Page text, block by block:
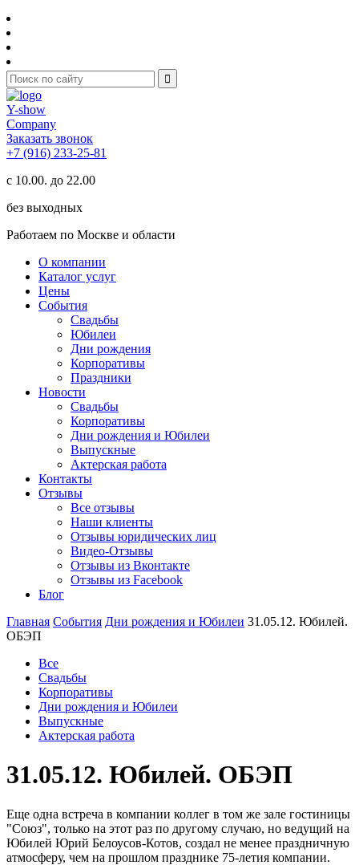
Y-show
Company
Заказать звонок
+7 (916) 233-25-81
с 10.00. до 22.00
без выходных
Работаем по Москве и области
О компании
Каталог услуг
Цены
События
Свадьбы
Юбилеи
Дни рождения
Корпоративы
Праздники
Новости
Свадьбы
Корпоративы
Дни рождения и Юбилеи
Выпускные
Актерская работа
Контакты
Отзывы
Все отзывы
Наши клиенты
Отзывы юридических лиц
Видео-Отзывы
Отзывы из Вконтакте
Отзывы из Facebook
Блог
Главная События Дни рождения и Юбилеи 31.05.12. Юбилей.
ОБЭП
Все
Свадьбы
Корпоративы
Дни рождения и Юбилеи
Выпускные
Актерская работа
31.05.12. Юбилей. ОБЭП
Еще одна встреча в компании коллег в том же зале гостиницы
"Союз", только на этот раз по другому случаю, но ведущий на
Юбилей Юрий Белоусов-Котов, создал не менее праздничную
атмосферу, чем на прошлом празднике 75-летия компании.